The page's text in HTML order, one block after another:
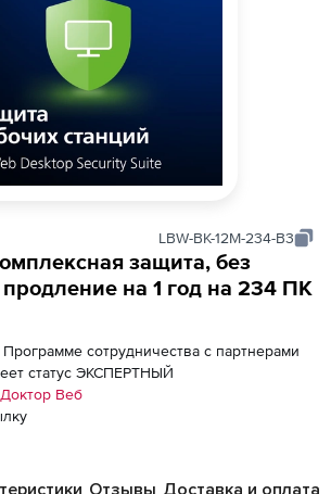
LBW-BK-12M-234-B3
защита, без
на 1 год на 234 ПК
сотрудничества с партнерами
статус ЭКСПЕРТНЫЙ
Доктор Веб
Отзывы Доставка и оплата